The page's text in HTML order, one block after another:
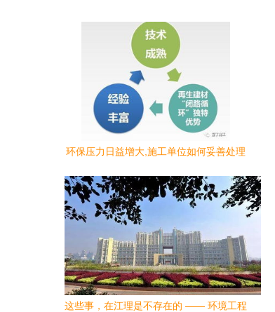
环保压力日益增大,施工单位如何妥善处理
这些事，在江理是不存在的 —— 环境工程